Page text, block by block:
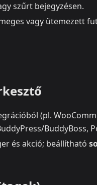
szűrt bejegyzésen.
vagy ütemezett
(pl.
BuddyBoss,
és akció; beállítható